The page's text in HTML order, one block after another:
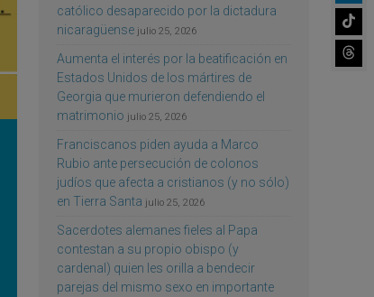
católico desaparecido por la dictadura
nicaragüense julio 25, 2026
Aumenta el interés por la beatificación en
Estados Unidos de los mártires de
Georgia que murieron defendiendo el
matrimonio julio 25, 2026
Franciscanos piden ayuda a Marco
Rubio ante persecución de colonos
judíos que afecta a cristianos (y no sólo)
en Tierra Santa julio 25, 2026
Sacerdotes alemanes fieles al Papa
contestan a su propio obispo (y
cardenal) quien les orilla a bendecir
parejas del mismo sexo en importante